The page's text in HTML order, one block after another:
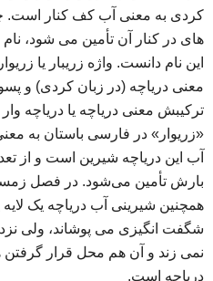
کردی به معنی آب کف کنار است.
های در کنار آن تأمین می‌ شود، نام
این نام دانست. واژه زریبار یا
معنی دریاچه (در زبان کردی) و
ترکیبش معنی دریاچه یا دریاچه‌
«زریوار» در فارسی باستان به
آب این دریاچه شیرین است و
بارش تأمین می‌شود. در فصل
همچنین شیرینی آب دریاچه یک
نمی زند و آن هم محل قرار
دریاچه است.